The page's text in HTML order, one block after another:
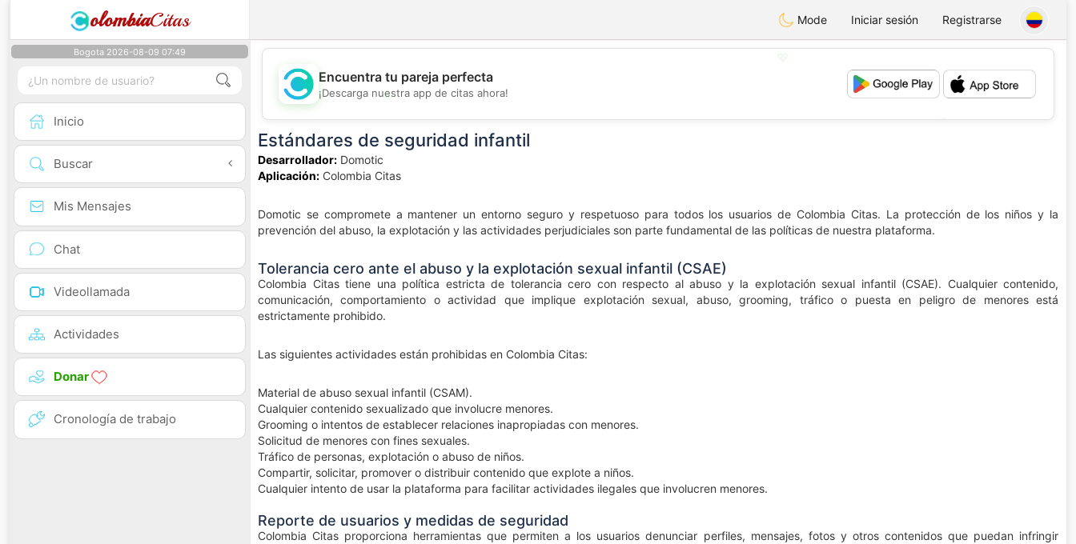
olombiaCitas Mode Iniciar sesión Registrarse
Bogota 2026-08-09 07:49
Inicio
Buscar
Mis Mensajes
Chat
Videollamada
Actividades
Donar
Cronología de trabajo
💖
💕
Encuentra tu pareja perfecta
¡Descarga nuestra app de citas ahora!
Estándares de seguridad infantil
Desarrollador: Domotic
Aplicación: Colombia Citas
Domotic se compromete a mantener un entorno seguro y respetuoso para todos los usuarios de Colombia Citas. La protección de los niños y la
prevención del abuso, la explotación y las actividades perjudiciales son parte fundamental de las políticas de nuestra plataforma.
Tolerancia cero ante el abuso y la explotación sexual infantil (CSAE)
Colombia Citas tiene una política estricta de tolerancia cero con respecto al abuso y la explotación sexual infantil (CSAE). Cualquier contenido,
comunicación, comportamiento o actividad que implique explotación sexual, abuso, grooming, tráfico o puesta en peligro de menores está
estrictamente prohibido.
Las siguientes actividades están prohibidas en Colombia Citas:
Material de abuso sexual infantil (CSAM).
Cualquier contenido sexualizado que involucre menores.
Grooming o intentos de establecer relaciones inapropiadas con menores.
Solicitud de menores con fines sexuales.
Tráfico de personas, explotación o abuso de niños.
Compartir, solicitar, promover o distribuir contenido que explote a niños.
Cualquier intento de usar la plataforma para facilitar actividades ilegales que involucren menores.
Reporte de usuarios y medidas de seguridad
Colombia Citas proporciona herramientas que permiten a los usuarios denunciar perfiles, mensajes, fotos y otros contenidos que puedan infringir